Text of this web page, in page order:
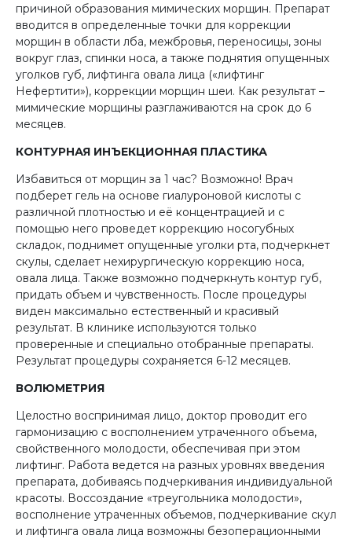
причиной образования мимических морщин. Препарат
вводится в определенные точки для коррекции
морщин в области лба, межбровья, переносицы, зоны
вокруг глаз, спинки носа, а также поднятия опущенных
уголков губ, лифтинга овала лица («лифтинг
Нефертити»), коррекции морщин шеи. Как результат –
мимические морщины разглаживаются на срок до 6
месяцев.
КОНТУРНАЯ ИНЪЕКЦИОННАЯ ПЛАСТИКА
Избавиться от морщин за 1 час? Возможно! Врач
подберет гель на основе гиалуроновой кислоты с
различной плотностью и её концентрацией и с
помощью него проведет коррекцию носогубных
складок, поднимет опущенные уголки рта, подчеркнет
скулы, сделает нехирургическую коррекцию носа,
овала лица. Также возможно подчеркнуть контур губ,
придать объем и чувственность. После процедуры
виден максимально естественный и красивый
результат. В клинике используются только
проверенные и специально отобранные препараты.
Результат процедуры сохраняется 6-12 месяцев.
ВОЛЮМЕТРИЯ
Целостно воспринимая лицо, доктор проводит его
гармонизацию с восполнением утраченного объема,
свойственного молодости, обеспечивая при этом
лифтинг. Работа ведется на разных уровнях введения
препарата, добиваясь подчеркивания индивидуальной
красоты. Воссоздание «треугольника молодости»,
восполнение утраченных объемов, подчеркивание скул
и лифтинга овала лица возможны безоперационными